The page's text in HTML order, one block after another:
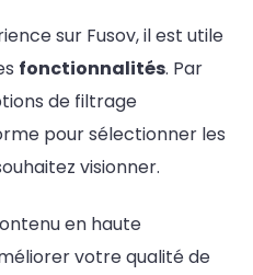
sur Fusov, il est utile
fonctionnalités. Par
de filtrage
pour sélectionner les
visionner.
en haute
votre qualité de